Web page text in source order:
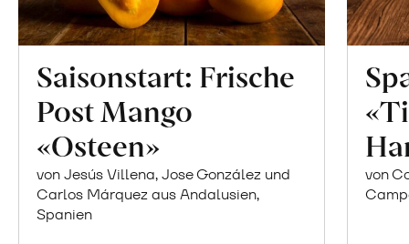
Saisonstart: Frische
Post Mango
«Osteen»
von Jesús Villena, Jose González und
Carlos Márquez aus Andalusien,
Spanien
von